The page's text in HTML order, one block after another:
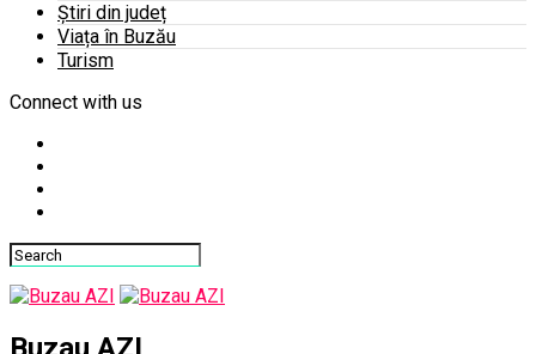
Știri din județ
Viața în Buzău
Turism
Connect with us